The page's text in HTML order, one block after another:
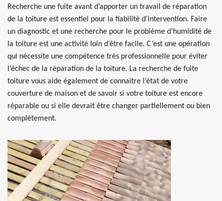
Recherche une fuite avant d’apporter un travail de réparation
de la toiture est essentiel pour la fiabilité d’intervention. Faire
un diagnostic et une recherche pour le problème d’humidité de
la toiture est une activité loin d’être facile. C’est une opération
qui nécessite une compétence très professionnelle pour éviter
l’échec de la réparation de la toiture. La recherche de fuite
toiture vous aide également de connaitre l’état de votre
couverture de maison et de savoir si votre toiture est encore
réparable ou si elle devrait être changer partiellement ou bien
complètement.